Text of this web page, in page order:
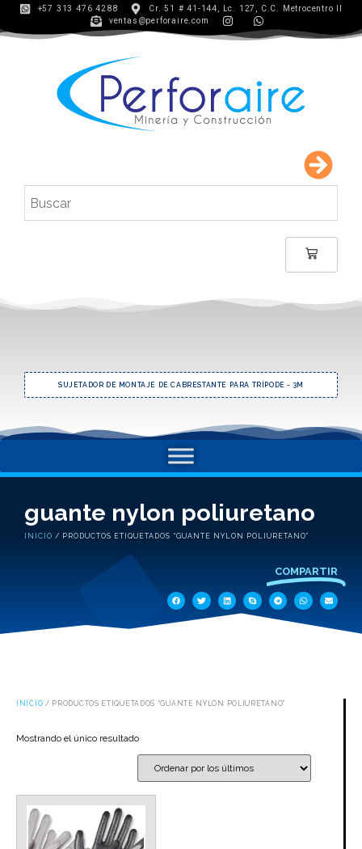
+57 313 476 4288
Cr. 51 # 41-144, Lc. 127, C.C. Metrocentro II
ventas@perforaire.com
SUJETADOR DE MONTAJE DE CABRESTANTE PARA TRÍPODE - 3M
guante nylon poliuretano
INICIO / PRODUCTOS ETIQUETADOS “GUANTE NYLON POLIURETANO”
COMPARTIR
INICIO / PRODUCTOS ETIQUETADOS “GUANTE NYLON POLIURETANO”
Mostrando el único resultado